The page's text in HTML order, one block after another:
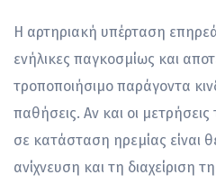
Η αρτηριακή υπέρταση
ενήλικες παγκοσμίως και
τροποποιήσιμο παράγοντα
παθήσεις. Αν και οι
σε κατάσταση ηρεμίας είναι
ανίχνευση και τη διαχείριση